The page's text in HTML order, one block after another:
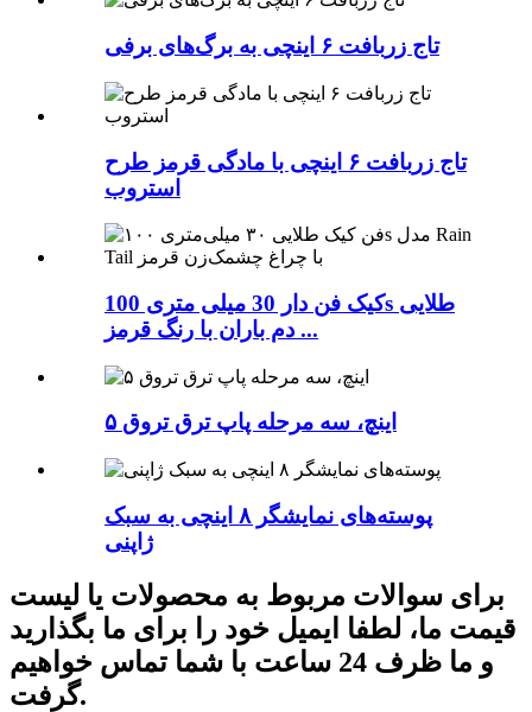
تاج زربافت ۶ اینچی به برگ‌های برفی
تاج زربافت ۶ اینچی با مادگی قرمز طرح
استروب
کیک فن دار 30 میلی متری 100s طلایی
دم باران با رنگ قرمز ...
۵ اینچ، سه مرحله پاپ ترق تروق
پوسته‌های نمایشگر ۸ اینچی به سبک
ژاپنی
برای سوالات مربوط به محصولات یا لیست
قیمت ما، لطفا ایمیل خود را برای ما بگذارید
و ما ظرف 24 ساعت با شما تماس خواهیم
گرفت.